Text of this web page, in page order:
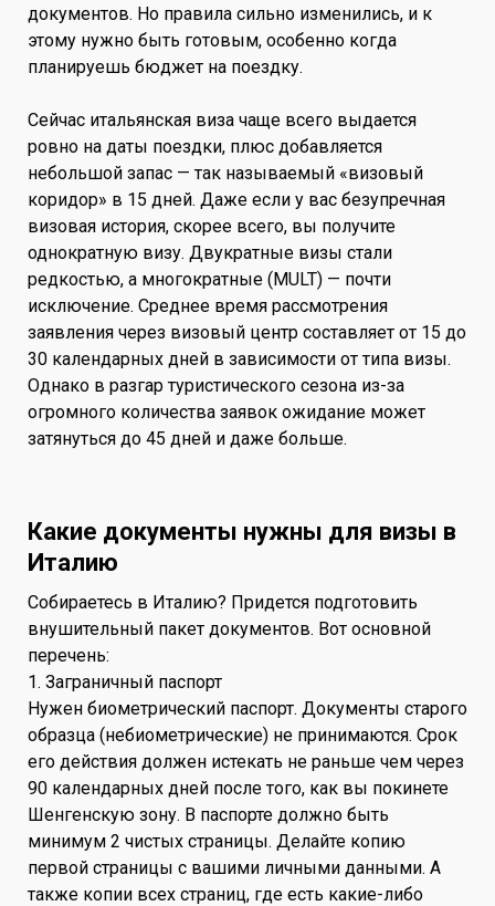
документов. Но правила сильно изменились, и к
этому нужно быть готовым, особенно когда
планируешь бюджет на поездку.
Сейчас итальянская виза чаще всего выдается
ровно на даты поездки, плюс добавляется
небольшой запас — так называемый «визовый
коридор» в 15 дней. Даже если у вас безупречная
визовая история, скорее всего, вы получите
однократную визу. Двукратные визы стали
редкостью, а многократные (MULT) — почти
исключение. Среднее время рассмотрения
заявления через визовый центр составляет от 15 до
30 календарных дней в зависимости от типа визы.
Однако в разгар туристического сезона из-за
огромного количества заявок ожидание может
затянуться до 45 дней и даже больше.
Какие документы нужны для визы в
Италию
Собираетесь в Италию? Придется подготовить
внушительный пакет документов. Вот основной
перечень:
1. Заграничный паспорт
Нужен биометрический паспорт. Документы старого
образца (небиометрические) не принимаются. Срок
его действия должен истекать не раньше чем через
90 календарных дней после того, как вы покинете
Шенгенскую зону. В паспорте должно быть
минимум 2 чистых страницы. Делайте копию
первой страницы с вашими личными данными. А
также копии всех страниц, где есть какие-либо